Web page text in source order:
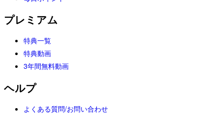
プレミアム
特典一覧
特典動画
3年間無料動画
ヘルプ
よくある質問/お問い合わせ